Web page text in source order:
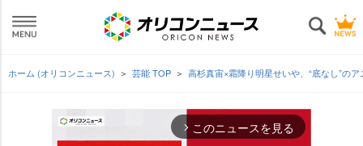
ホーム (オリコンニュース) 芸能 TOP 高杉真宙×霜降り明星せいや、“底なし”の
arrow_forward_ios このニュースを見る